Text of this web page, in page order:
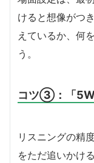
けると想像がつ
えているか、何
う。
コツ③：「
リスニングの精
をただ追いかけ